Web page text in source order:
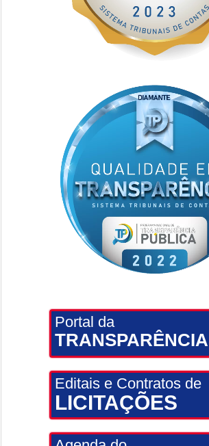
Portal da
TRANSPARÊNCIA
Editais e Contratos de
LICITAÇÕES